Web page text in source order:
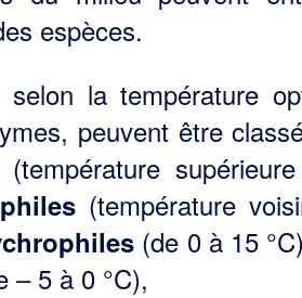
espèces.
selon la température
peuvent être
(température
(température
(de 0 à 15
– 5 à 0 °C),